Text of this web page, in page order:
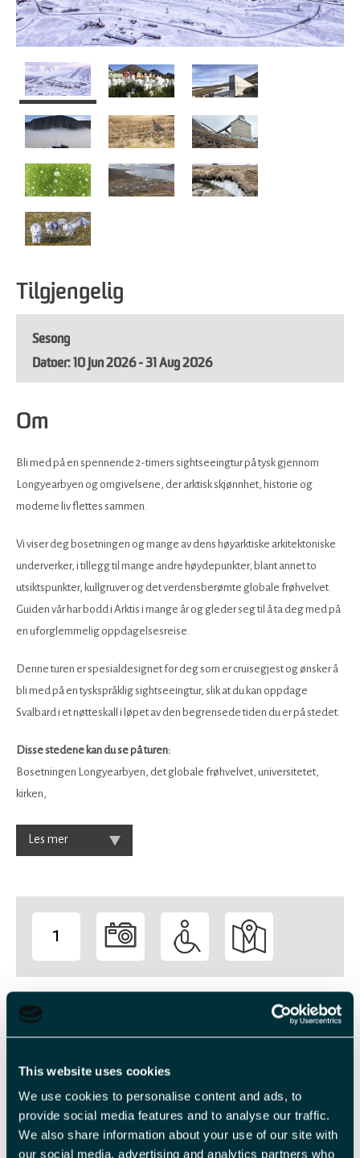
This website uses cookies
We use cookies to personalise content and ads, to
provide social media features and to analyse our traffic.
We also share information about your use of our site with
our social media, advertising and analytics partners who
Tilgjengelig
Sesong
10 Jun 2026 - 31 Aug 2026
Om
Bli med på en spennende 2-timers sightseeingtur på tysk gjennom
Longyearbyen og omgivelsene, der arktisk skjønnhet, historie og
moderne liv flettes sammen.
Vi viser deg bosetningen og mange av dens høyarktiske arkitektoniske
underverker, i tillegg til mange andre høydepunkter, blant annet to
utsiktspunkter, kullgruver og det verdensberømte globale frøhvelvet.
Guiden vår har bodd i Arktis i mange år og gleder seg til å ta deg med på
en uforglemmelig oppdagelsesreise.
Denne turen er spesialdesignet for deg som er cruisegjest og ønsker å
bli med på en tyskspråklig sightseeingtur, slik at du kan oppdage
Svalbard i et nøtteskall i løpet av den begrensede tiden du er på stedet.
Disse stedene kan du se på turen:
Bosetningen Longyearbyen, det globale frøhvelvet, universitetet,
kirken,
Les mer
1
Veiledende priser
Billettype Billettavgift
NOK 1 600,00 pr. person
Med forbehold om prisendringer.